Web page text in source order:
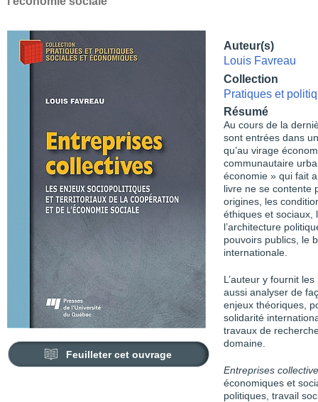
Feuilleter cet ouvrage
Auteur(s)
Louis Favreau
Collection
Pratiques et
Résumé
Au cours de la
sont entrées dans
qu’au virage
communautaire
économie » qui fait
livre ne se contente
origines, les
éthiques et sociaux,
l’architecture
pouvoirs publics, le
internationale.
L’auteur y fournit
aussi analyser de
enjeux théoriques,
solidarité
travaux de
domaine.
Entreprises
économiques et
politiques, travail